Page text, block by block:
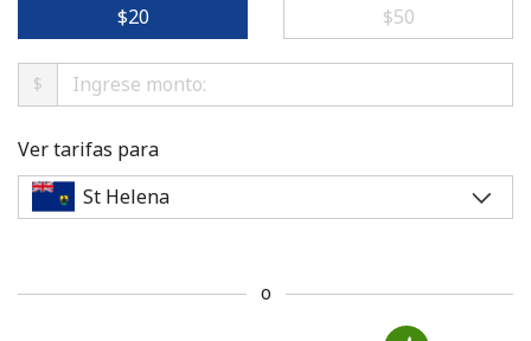
No se ha creado una contraseña
⁦$20⁩ ⁦$50⁩
$
Ver tarifas para
o